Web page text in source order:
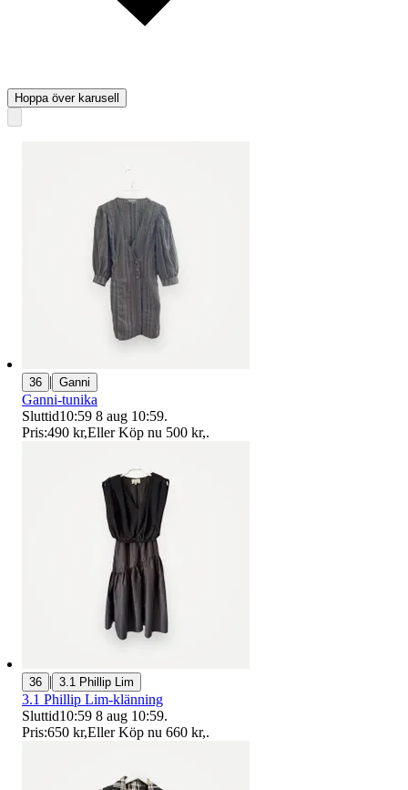
Hoppa över karusell
36 | Ganni
Ganni-tunika
Sluttid10:59 8 aug 10:59.
Pris:490 kr,Eller Köp nu 500 kr,.
36 | 3.1 Phillip Lim
3.1 Phillip Lim-klänning
Sluttid10:59 8 aug 10:59.
Pris:650 kr,Eller Köp nu 660 kr,.